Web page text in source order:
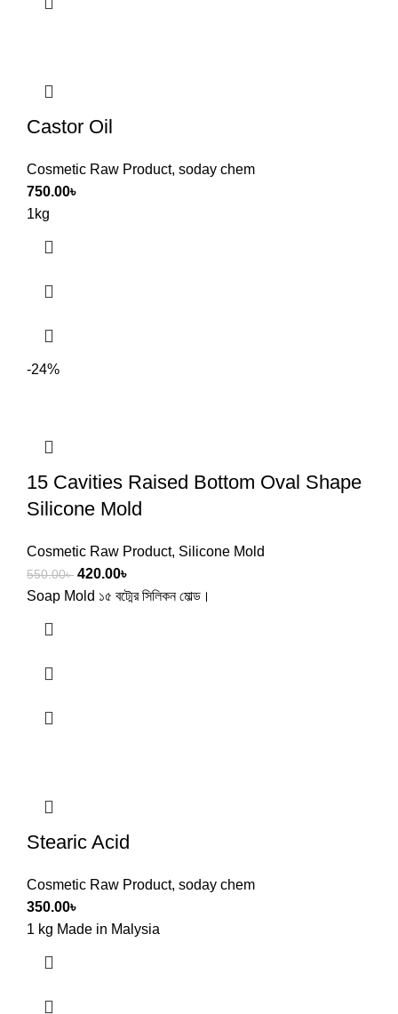
Castor Oil
Cosmetic Raw Product, soday chem
750.00৳
1kg
-24%
15 Cavities Raised Bottom Oval Shape
Silicone Mold
Cosmetic Raw Product, Silicone Mold
550.00৳ 420.00৳
Soap Mold ১৫ বট্মের সিলিকন মোল্ড।
Stearic Acid
Cosmetic Raw Product, soday chem
350.00৳
1 kg Made in Malysia